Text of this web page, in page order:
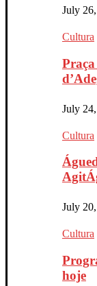
July
Cultura
July
Cultura
July
Cultura
hoje